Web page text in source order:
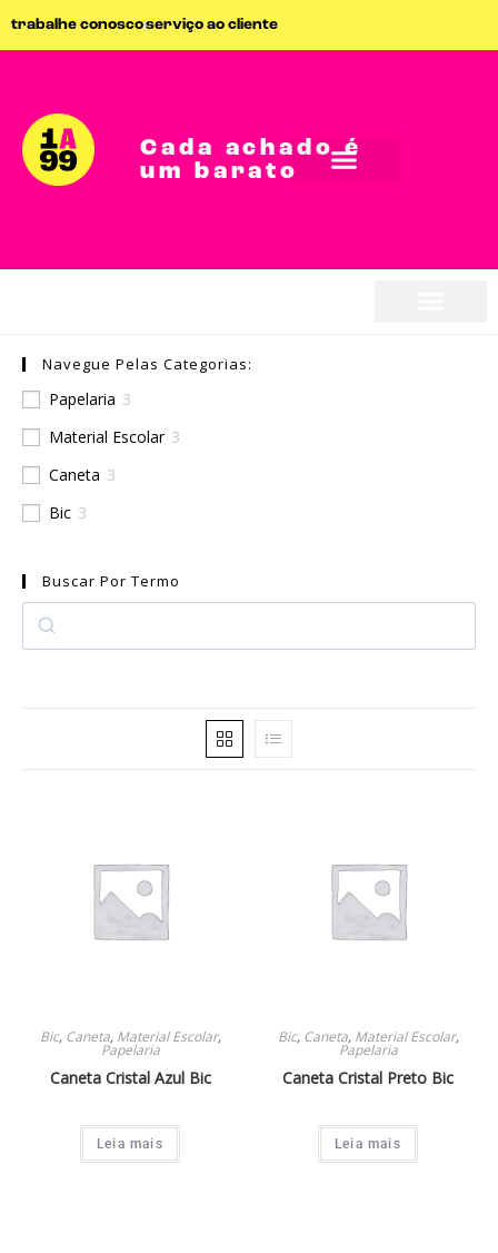
trabalhe conoscoserviço ao cliente
Cada achado é
um barato
Navegue Pelas Categorias:
Papelaria 3
Material Escolar 3
Caneta 3
Bic 3
Buscar Por Termo
Bic, Caneta, Material Escolar,
Papelaria
Caneta Cristal Azul Bic
Leia mais
Bic, Caneta, Material Escolar,
Papelaria
Caneta Cristal Preto Bic
Leia mais